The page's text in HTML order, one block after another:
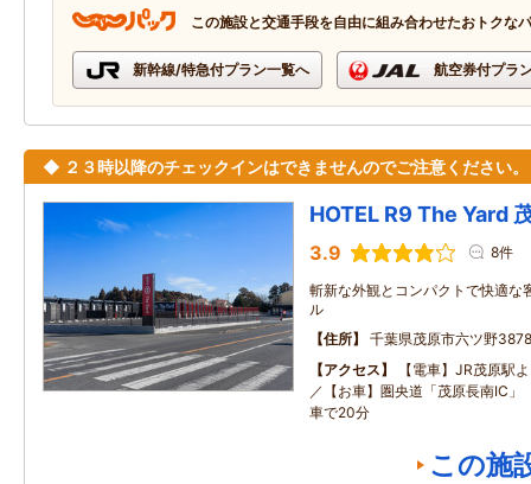
この施設と交通手段を自由に組み合わせたおトクな
新幹線/特急付プラン一覧へ 航空券付プラ
◆ ２３時以降のチェックインはできませんのでご注意ください。
HOTEL R9 The Yard
3.9 8件
斬新な外観とコンパクトで快適な
ル
住所
千葉県茂原市六ツ野3878
アクセス
【電車】JR茂原駅
／【お車】圏央道「茂原長南IC」
車で20分
この施